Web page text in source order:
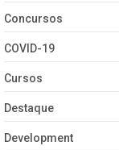
Concursos
COVID-19
Cursos
Destaque
Development